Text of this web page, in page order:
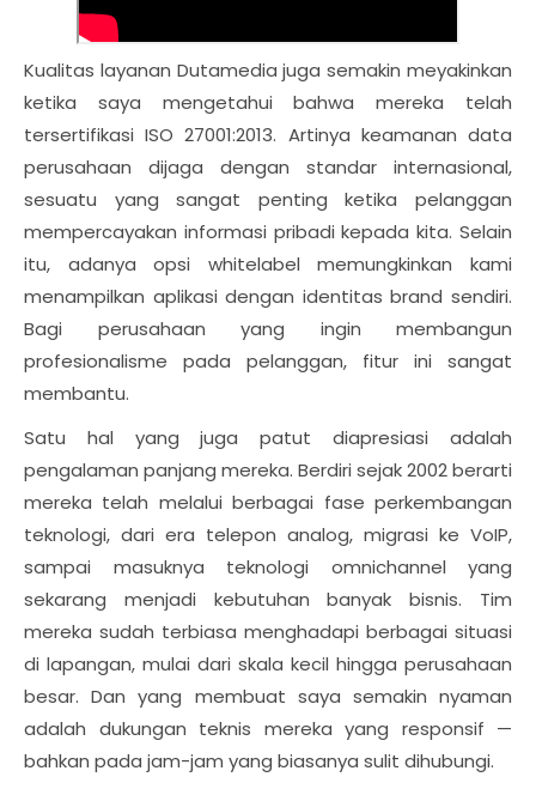
Kualitas layanan Dutamedia juga semakin meyakinkan
ketika saya mengetahui bahwa mereka telah
tersertifikasi ISO 27001:2013. Artinya keamanan data
perusahaan dijaga dengan standar internasional,
sesuatu yang sangat penting ketika pelanggan
mempercayakan informasi pribadi kepada kita. Selain
itu, adanya opsi whitelabel memungkinkan kami
menampilkan aplikasi dengan identitas brand sendiri.
Bagi perusahaan yang ingin membangun
profesionalisme pada pelanggan, fitur ini sangat
membantu.
Satu hal yang juga patut diapresiasi adalah
pengalaman panjang mereka. Berdiri sejak 2002 berarti
mereka telah melalui berbagai fase perkembangan
teknologi, dari era telepon analog, migrasi ke VoIP,
sampai masuknya teknologi omnichannel yang
sekarang menjadi kebutuhan banyak bisnis. Tim
mereka sudah terbiasa menghadapi berbagai situasi
di lapangan, mulai dari skala kecil hingga perusahaan
besar. Dan yang membuat saya semakin nyaman
adalah dukungan teknis mereka yang responsif —
bahkan pada jam-jam yang biasanya sulit dihubungi.